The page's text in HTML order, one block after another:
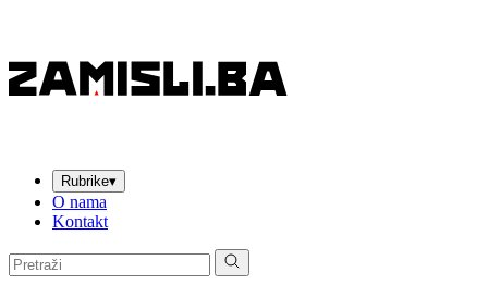
Rubrike▾
O nama
Kontakt
Pretraga: